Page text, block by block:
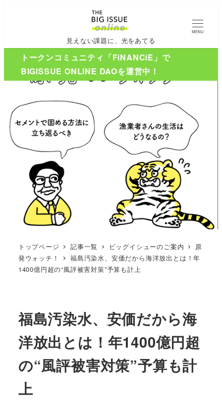
見えない課題に、光をあてる
MENU
トークンコミュニティ「FiNANCiE」で
BIGISSUE ONLINE DAOを運営中！
トップページ 記事一覧 ビッグイシューのご案内
原
発ウォッチ！
福島汚染水、安価だから海洋放出とは！年
1400億円超の“風評被害対策”予算も計上
福島汚染水、安価だから海
洋放出とは！年1400億円超
の“風評被害対策”予算も計
上